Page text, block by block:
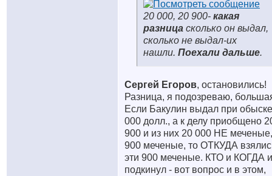
20 000, 20 900- какая
разница сколько он выдал,
сколько не выдал-их
нашли. Поехали дальше.
Сергей Егоров, остановились!
Разница, я подозреваю,
Если Бакулин выдал при
000 долл., а к делу приобщено
900 и из них 20 000 НЕ
900 меченые, то ОТКУДА
эти 900 меченые. КТО и КОГДА
подкинул - вот вопрос и в этом,